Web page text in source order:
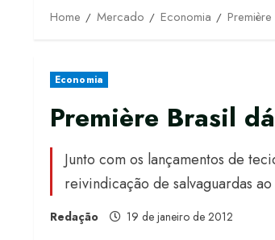
Home Mercado Economia
Economia
Première Brasil
Junto com os lançamentos de
reivindicação de salvaguardas
Redação 19 de janeiro de 2012